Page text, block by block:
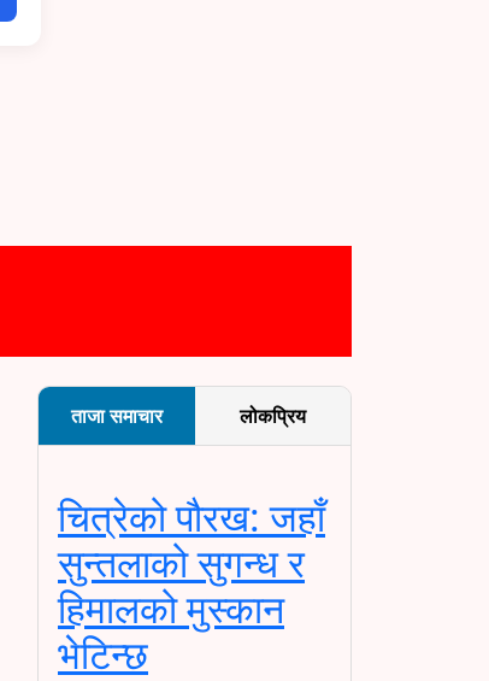
ताजा समाचार लोकप्रिय
चित्रेको पौरख: जहाँ
सुन्तलाको सुगन्ध र
हिमालको मुस्कान
भेटिन्छ